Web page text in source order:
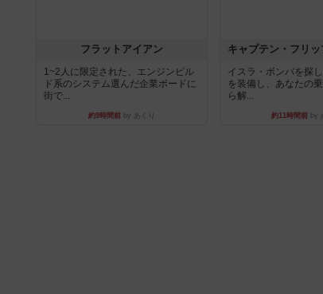
フラットアイアン
1~2人に限定された、エンジンビル
ド系のシステム選んだ企業ボードに
街で...
約9時間前 by あくり
イスラ・ボンバを探
を装備し、あなたの
ら解...
約11時間前by